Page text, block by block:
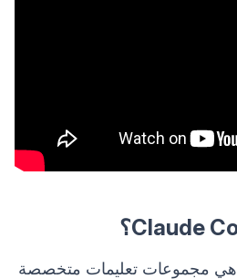
هي مجموعات تعليمات متخصصة